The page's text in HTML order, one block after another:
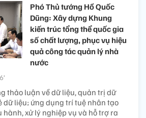
Phó Thủ tướng Hồ Quốc
Dũng: Xây dựng Khung
kiến trúc tổng thể quốc gia
số chất lượng, phục vụ hiệu
quả công tác quản lý nhà
nước
thảo luận về dữ liệu, quản trị dữ
dữ liệu; ứng dụng trí tuệ nhân tạo
xử lý nghiệp vụ và hỗ trợ ra